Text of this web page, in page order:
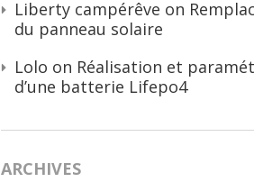
Liberty campérêve on
du panneau solaire
Lolo on Réalisation et
d’une batterie Lifepo4
ARCHIVES